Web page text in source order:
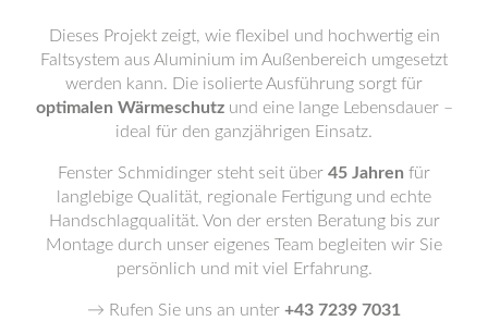
Dieses Projekt zeigt, wie flexibel und hochwertig ein
Faltsystem aus Aluminium im Außenbereich umgesetzt
werden kann. Die isolierte Ausführung sorgt für
optimalen Wärmeschutzund eine lange Lebensdauer –
ideal für den ganzjährigen Einsatz.
Fenster Schmidinger steht seit über 45 Jahren für
langlebige Qualität, regionale Fertigung und echte
Handschlagqualität. Von der ersten Beratung bis zur
Montage durch unser eigenes Team begleiten wir Sie
persönlich und mit viel Erfahrung.
→ Rufen Sie uns an unter +43 7239 7031